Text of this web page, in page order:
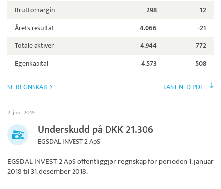
Bruttomargin 298
12
Årets resultat
4.066
-21
Totale aktiver
4.944
772
Egenkapital
4.573 508
SE REGNSKAB LAST NED PDF
2. juni 2019
Underskudd på DKK 21.306
EGSDAL INVEST 2 ApS
EGSDAL INVEST 2 ApSoffentliggjør regnskap for perioden 1. januar
2018 til 31. desember 2018.